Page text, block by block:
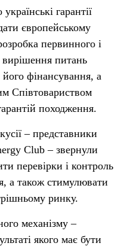
гарантії
європейському
первинного і
вирішення питань
фінансування, а
Співтовариством
походження.
– представники
Club – звернули
перевірки і контроль
а також стимулювати
ринку.
механізму –
якого має бути